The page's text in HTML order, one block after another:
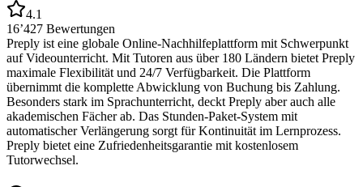
4.1
16’427 Bewertungen
Preply ist eine globale Online-Nachhilfeplattform mit Schwerpunkt
auf Videounterricht. Mit Tutoren aus über 180 Ländern bietet Preply
maximale Flexibilität und 24/7 Verfügbarkeit. Die Plattform
übernimmt die komplette Abwicklung von Buchung bis Zahlung.
Besonders stark im Sprachunterricht, deckt Preply aber auch alle
akademischen Fächer ab. Das Stunden-Paket-System mit
automatischer Verlängerung sorgt für Kontinuität im Lernprozess.
Preply bietet eine Zufriedenheitsgarantie mit kostenlosem
Tutorwechsel.